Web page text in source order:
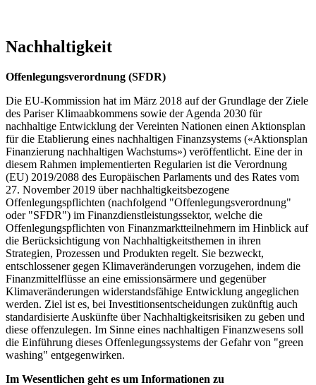
Nachhaltigkeit
Offenlegungsverordnung (SFDR)
Die EU-Kommission hat im März 2018 auf der Grundlage der Ziele
des Pariser Klimaabkommens sowie der Agenda 2030 für
nachhaltige Entwicklung der Vereinten Nationen einen Aktionsplan
für die Etablierung eines nachhaltigen Finanzsystems («Aktionsplan
Finanzierung nachhaltigen Wachstums») veröffentlicht. Eine der in
diesem Rahmen implementierten Regularien ist die Verordnung
(EU) 2019/2088 des Europäischen Parlaments und des Rates vom
27. November 2019 über nachhaltigkeitsbezogene
Offenlegungspflichten (nachfolgend "Offenlegungsverordnung"
oder "SFDR") im Finanzdienstleistungssektor, welche die
Offenlegungspflichten von Finanzmarktteilnehmern im Hinblick auf
die Berücksichtigung von Nachhaltigkeitsthemen in ihren
Strategien, Prozessen und Produkten regelt. Sie bezweckt,
entschlossener gegen Klimaveränderungen vorzugehen, indem die
Finanzmittelflüsse an eine emissionsärmere und gegenüber
Klimaveränderungen widerstandsfähige Entwicklung angeglichen
werden. Ziel ist es, bei Investitionsentscheidungen zukünftig auch
standardisierte Auskünfte über Nachhaltigkeitsrisiken zu geben und
diese offenzulegen. Im Sinne eines nachhaltigen Finanzwesens soll
die Einführung dieses Offenlegungssystems der Gefahr von "green
washing" entgegenwirken.
Im Wesentlichen geht es um Informationen zu